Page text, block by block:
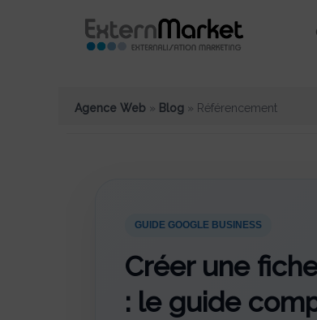
Agence Web » Blog » Référencement
GUIDE GOOGLE BUSINESS
Créer une
: le guide